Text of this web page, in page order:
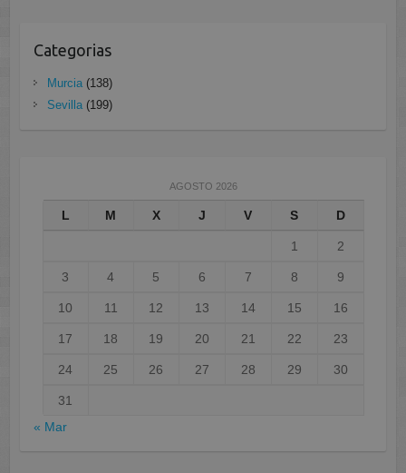
Categorias
Murcia(138)
Sevilla(199)
AGOSTO 2026
L M X J V S D
1 2
3 4 5 6 7 8 9
10 11 12 13 14 15 16
17 18 19 20 21 22 23
24 25 26 27 28 29 30
31
« Mar